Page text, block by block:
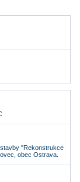
"Rekonstrukce
obec Ostrava.